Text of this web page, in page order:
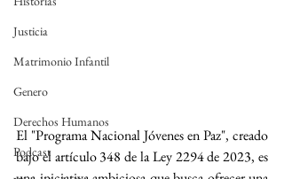
Justicia
Matrimonio Infantil
Genero
Derechos Humanos
Podcast
El "Programa Nacional Jóvenes en Paz", creado
bajo el artículo 348 de la Ley 2294 de 2023, es